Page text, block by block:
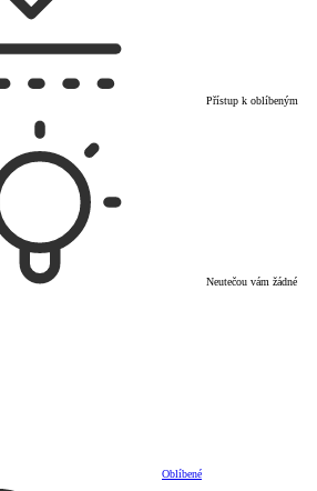
Přístup k oblíbeným
Neutečou vám žádné
Oblíbené